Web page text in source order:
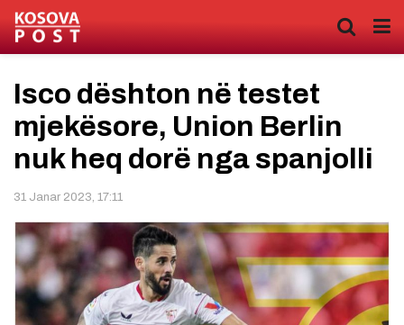
Isco dështon në testet
mjekësore, Union Berlin
nuk heq dorë nga spanjolli
31 Janar 2023, 17:11